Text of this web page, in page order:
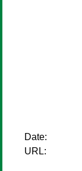
Date:
URL: